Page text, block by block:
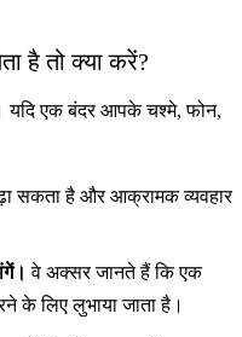
है तो क्या करें?
यदि एक बंदर आपके चश्मे, फोन,
सकता है और आक्रामक व्यवहार
वे अक्सर जानते हैं कि एक
के लिए लुभाया जाता है।